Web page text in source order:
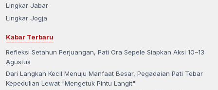
Lingkar Jabar
Lingkar Jogja
Kabar Terbaru
Refleksi Setahun Perjuangan, Pati Ora Sepele Siapkan Aksi 10–13
Agustus
Dari Langkah Kecil Menuju Manfaat Besar, Pegadaian Pati Tebar
Kepedulian Lewat "Mengetuk Pintu Langit"